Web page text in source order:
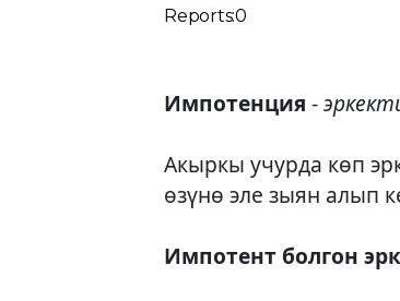
Reports:0
Импотенция -
Акыркы учурда көп
өзүнө эле зыян алып
Импотент болгон